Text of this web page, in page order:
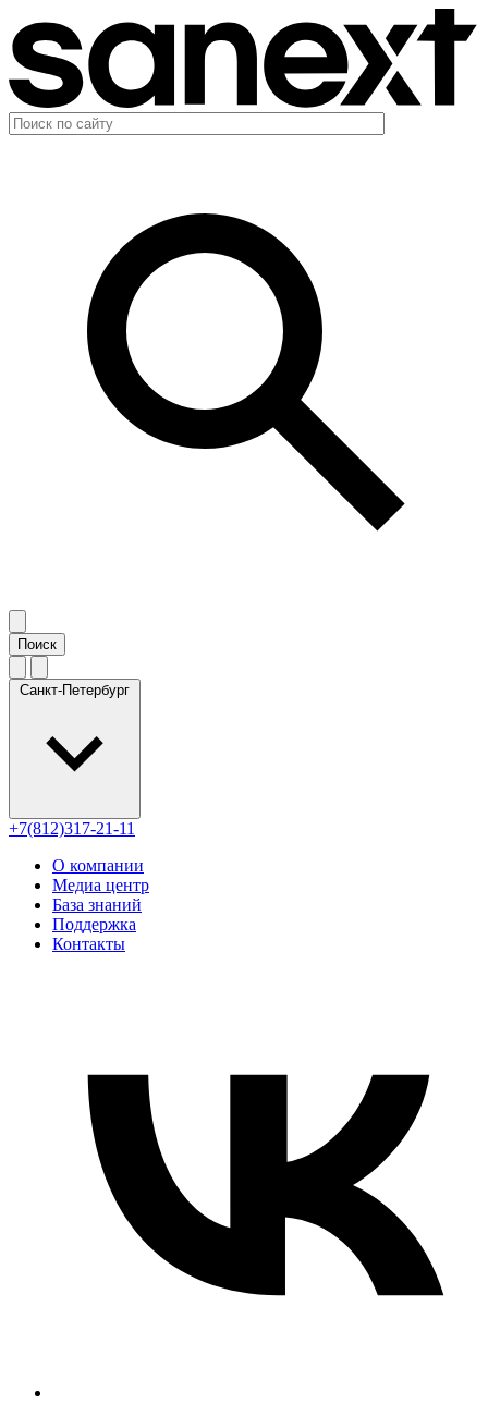
Санкт-Петербург
+7(812)317-21-11
О компании
Медиа центр
База знаний
Поддержка
Контакты